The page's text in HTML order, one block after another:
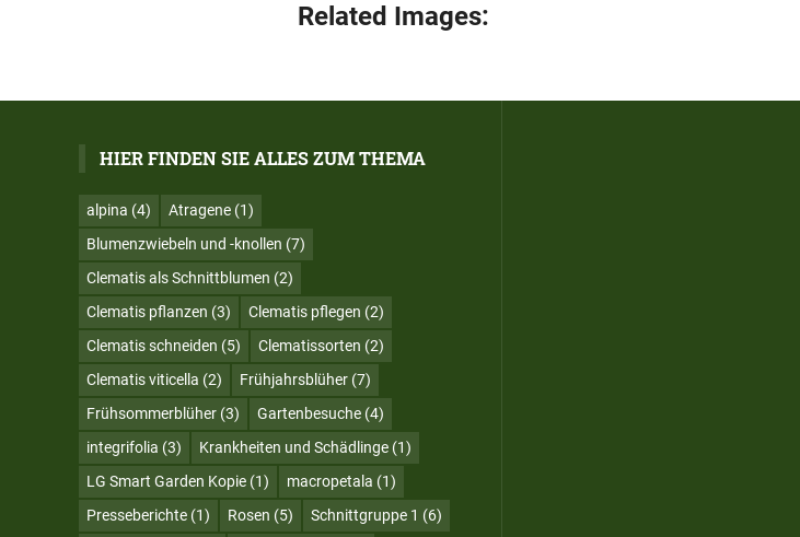
Related Images:
HIER FINDEN SIE ALLES ZUM THEMA
alpina (4) Atragene (1)
Blumenzwiebeln und -knollen (7)
Clematis als Schnittblumen (2)
Clematis pflanzen (3) Clematis pflegen (2)
Clematis schneiden (5) Clematissorten (2)
Clematis viticella (2) Frühjahrsblüher (7)
Frühsommerblüher (3) Gartenbesuche (4)
integrifolia (3) Krankheiten und Schädlinge (1)
LG Smart Garden Kopie (1) macropetala (1)
Presseberichte (1) Rosen (5) Schnittgruppe 1 (6)